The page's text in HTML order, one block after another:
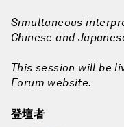
Simultaneous
Chinese and
This session will be
Forum website.
登壇者